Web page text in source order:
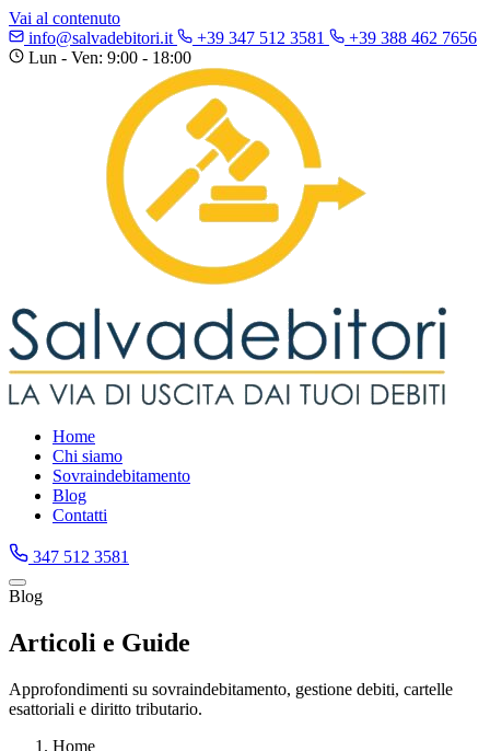
Vai al contenuto
info@salvadebitori.it
+39 347 512 3581
+39 388 462 7656
Lun - Ven: 9:00 - 18:00
Home
Chi siamo
Sovraindebitamento
Blog
Contatti
347 512 3581
Blog
Articoli e Guide
Approfondimenti su sovraindebitamento, gestione debiti, cartelle
esattoriali e diritto tributario.
Home